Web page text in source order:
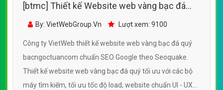
[btmc] Thiết kế Website web vàng bạc đá
quý - bacngoctuancom
By: VietWebGroup.Vn Lượt xem: 9100
Công ty VietWeb thiết kế website web vàng bạc đá quý
bacngoctuancom chuẩn SEO Google theo Seoquake.
Thiết kế website web vàng bạc đá quý tối ưu với các bộ
máy tìm kiếm, tối ưu tốc độ load, website chuẩn UI - UX